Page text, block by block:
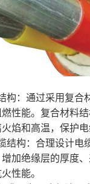
构：通过采用复合
性能。复合材料
焰和高温，保护电
结构：合理设计电
加绝缘层的厚度
性能。